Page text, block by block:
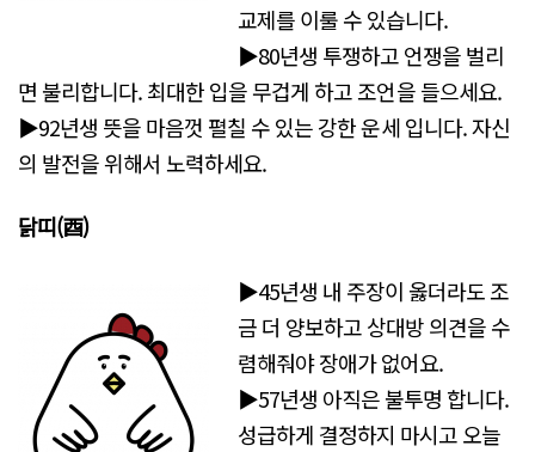
교제를 이룰 수 있습니다.
▶80년생 투쟁하고 언쟁을 벌리
면 불리합니다. 최대한 입을 무겁게 하고 조언을 들으세요.
▶92년생 뜻을 마음껏 펼칠 수 있는 강한 운세 입니다. 자신
의 발전을 위해서 노력하세요.
닭띠(酉)
▶45년생 내 주장이 옳더라도 조
금 더 양보하고 상대방 의견을 수
렴해줘야 장애가 없어요.
▶57년생 아직은 불투명 합니다.
성급하게 결정하지 마시고 오늘